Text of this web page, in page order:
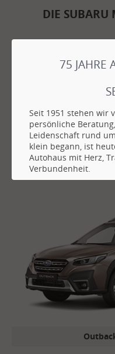
DIE SUBARU
75 JAHRE
Seit 1951 stehen wir
persönliche
Leidenschaft rund
klein begann, ist
Autohaus mit Herz,
Verbundenheit.